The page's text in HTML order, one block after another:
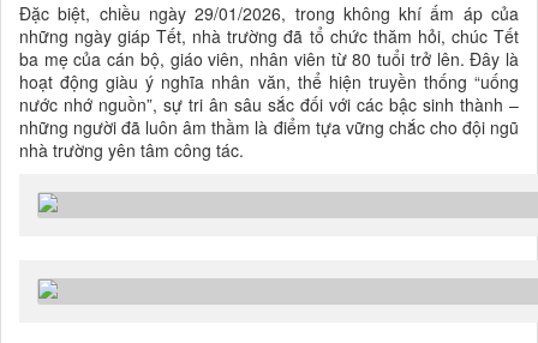
Đặc biệt, chiều ngày 29/01/2026, trong không khí ấm áp của
những ngày giáp Tết, nhà trường đã tổ chức thăm hỏi, chúc Tết
ba mẹ của cán bộ, giáo viên, nhân viên từ 80 tuổi trở lên. Đây là
hoạt động giàu ý nghĩa nhân văn, thể hiện truyền thống “uống
nước nhớ nguồn”, sự tri ân sâu sắc đối với các bậc sinh thành –
những người đã luôn âm thầm là điểm tựa vững chắc cho đội ngũ
nhà trường yên tâm công tác.